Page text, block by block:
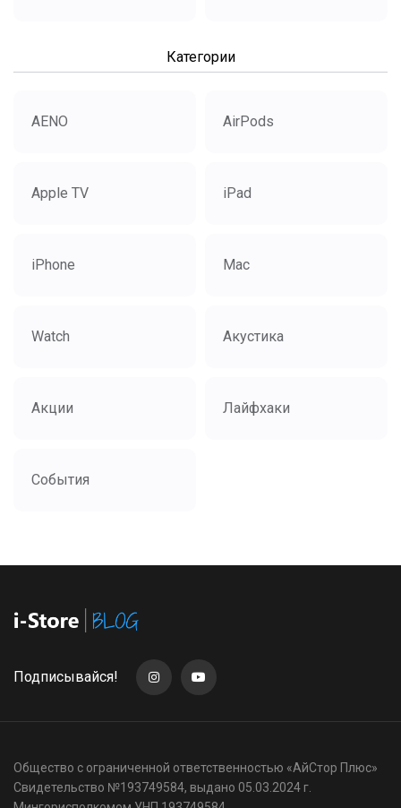
Категории
AENO AirPods
Apple TV iPad
iPhone Mac
Watch Акустика
Акции Лайфхаки
События
Подписывайся!
Общество с ограниченной ответственностью «АйСтор Плюс»
Свидетельство №193749584, выдано 05.03.2024 г.